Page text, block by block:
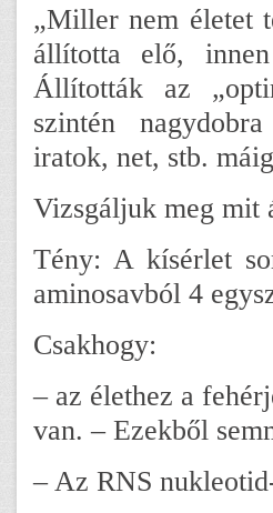
„Miller nem életet
állította elő,
Állították az
szintén
iratok, net, stb.
Vizsgáljuk meg mit
Tény: A kísérlet
aminosavból 4
Csakhogy:
– az élethez a
van. – Ezekből
– Az RNS